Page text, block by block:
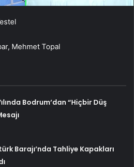
Mehmet Topal
Bodrum’dan “Hiçbir Düş
Barajı’nda Tahliye Kapakları